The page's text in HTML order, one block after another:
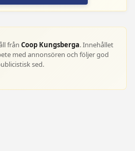
från Coop Kungsberga. Innehållet
med annonsören och följer god
sed.